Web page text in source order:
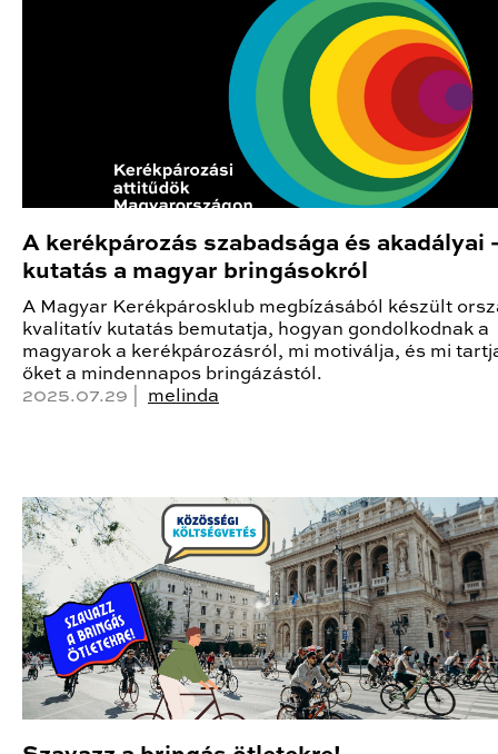
A kerékpározás szabadsága és akadályai
kutatás a magyar bringásokról
A Magyar Kerékpárosklub megbízásából készült
kvalitatív kutatás bemutatja, hogyan gondolkodnak a
magyarok a kerékpározásról, mi motiválja, és mi
őket a mindennapos bringázástól.
2025.07.29 | melinda